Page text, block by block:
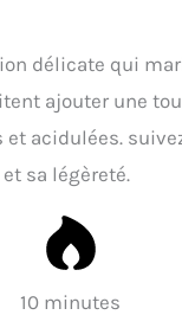
délicate qui
ajouter une
acidulées.
sa légèreté.
10 minutes